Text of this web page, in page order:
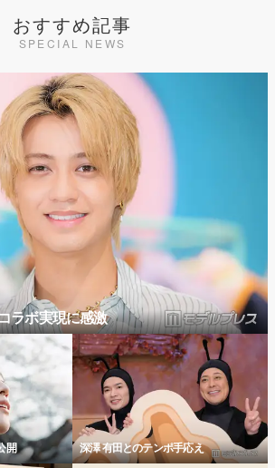
おすすめ記事
SPECIAL NEWS
ラボ実現に感激
開 深澤 有田とのテンポ手応え